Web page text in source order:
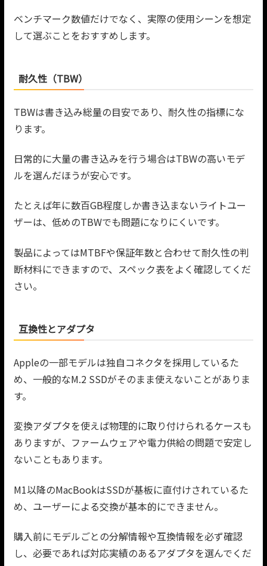
ベンチマーク数値だけでなく、実際の使用シーンを想定
して選ぶことをおすすめします。
耐久性（TBW）
TBWは書き込み総量の目安であり、耐久性の指標にな
ります。
日常的に大量の書き込みを行う場合はTBWの高いモデ
ルを選んだほうが安心です。
たとえば年に数百GB程度しか書き込まないライトユー
ザーは、低めのTBWでも問題になりにくいです。
製品によってはMTBFや保証年数と合わせて耐久性の判
断材料にできますので、スペック表をよく確認してくだ
さい。
互換性とアダプタ
Appleの一部モデルは独自コネクタを採用しているた
め、一般的なM.2 SSDがそのまま使えないことがありま
す。
変換アダプタを使えば物理的に取り付けられるケースも
ありますが、ファームウェアや電力供給の問題で安定し
ないこともあります。
M1以降のMacBookはSSDが基板に直付けされているた
め、ユーザーによる交換が基本的にできません。
購入前にモデルごとの分解情報や互換情報を必ず確認
し、必要であれば対応実績のあるアダプタを選んでくだ